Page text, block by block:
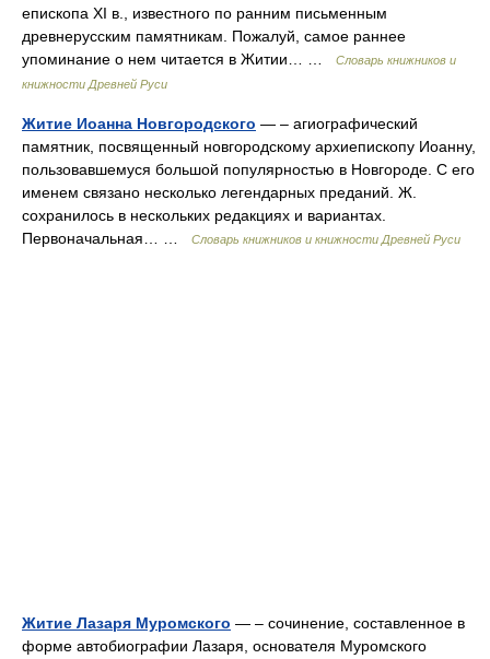
епископа XI в., известного по ранним письменным
древнерусским памятникам. Пожалуй, самое раннее
упоминание о нем читается в Житии… …
Словарь книжников и
книжности Древней Руси
Житие Иоанна Новгородского — – агиографический
памятник, посвященный новгородскому архиепископу Иоанну,
пользовавшемуся большой популярностью в Новгороде. С его
именем связано несколько легендарных преданий. Ж.
сохранилось в нескольких редакциях и вариантах.
Первоначальная… …
Словарь книжников и книжности Древней Руси
Житие Лазаря Муромского — – сочинение, составленное в
форме автобиографии Лазаря, основателя Муромского